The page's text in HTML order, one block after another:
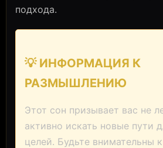
подхода.
💡 ИНФОРМАЦИЯ К
РАЗМЫШЛЕНИЮ
Этот сон призывает вас не
активно искать новые пути
целей. Будьте внимательны